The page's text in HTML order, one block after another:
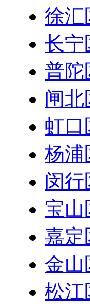
徐汇
长宁
普陀
闸北
虹口
杨浦
闵行
宝山
嘉定
金山
松江